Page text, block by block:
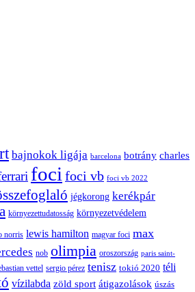
bajnokok ligája barcelona botrány charles
foci foci vb foci vb 2022
jégkorong kerékpár
környezettudatosság környezetvédelem
norris lewis hamilton magyar foci max
nob olimpia oroszország paris saint-
vettel sergio pérez tenisz tokió 2020 téli
vízilabda zöld sport átigazolások úszás